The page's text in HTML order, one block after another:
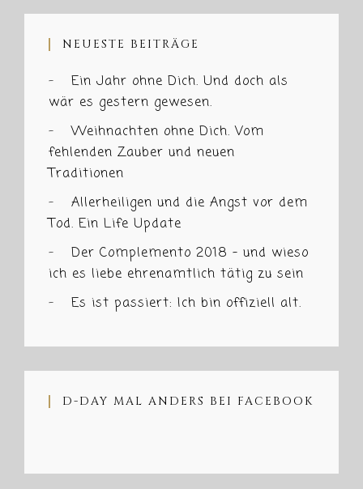
NEUESTE BEITRÄGE
Ein Jahr ohne Dich. Und doch als
wär es gestern gewesen.
Weihnachten ohne Dich. Vom
fehlenden Zauber und neuen
Traditionen
Allerheiligen und die Angst vor dem
Tod. Ein Life Update
Der Complemento 2018 – und wieso
ich es liebe ehrenamtlich tätig zu sein
Es ist passiert: Ich bin offiziell alt.
D-DAY MAL ANDERS BEI FACEBOOK